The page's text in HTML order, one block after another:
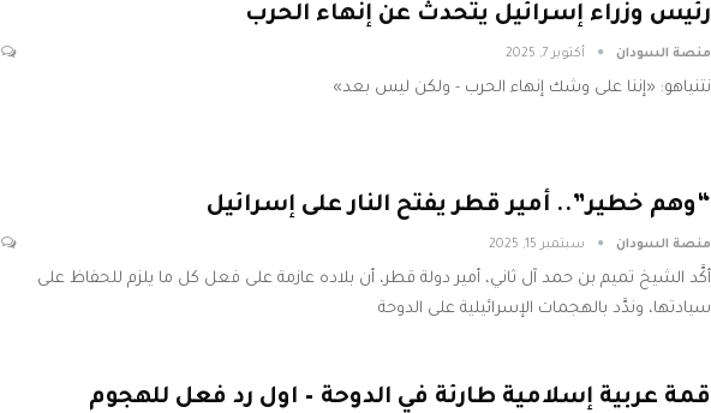
رئيس وزراء إسرائيل يتحدث عن إنهاء الحرب
منصة السودان أكتوبر 7, 2025
نتنياهو: «إننا على وشك إنهاء الحرب - ولكن ليس بعد»
“وهم خطير”.. أمير قطر يفتح النار على إسرائيل
منصة السودان سبتمبر 15, 2025
أكَّد الشيخ تميم بن حمد آل ثاني، أمير دولة قطر، أن بلاده عازمة على فعل كل ما يلزم للحفاظ على
سيادتها، وندَّد بالهجمات الإسرائيلية على الدوحة
قمة عربية إسلامية طارئة في الدوحة – اول رد فعل للهجوم